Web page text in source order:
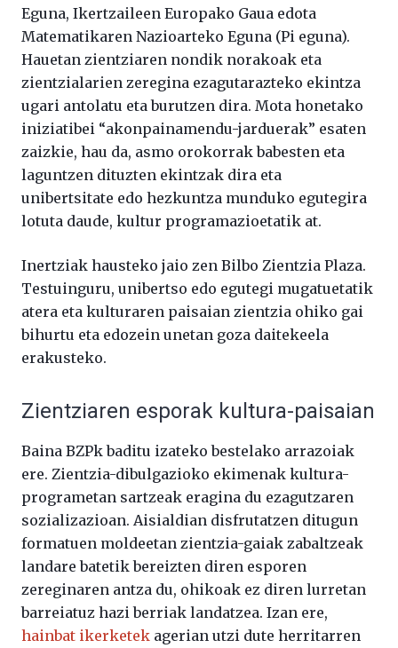
Eguna, Ikertzaileen Europako Gaua edota
Matematikaren Nazioarteko Eguna (Pi eguna).
Hauetan zientziaren nondik norakoak eta
zientzialarien zeregina ezagutarazteko ekintza
ugari antolatu eta burutzen dira. Mota honetako
iniziatibei “akonpainamendu-jarduerak” esaten
zaizkie, hau da, asmo orokorrak babesten eta
laguntzen dituzten ekintzak dira eta
unibertsitate edo hezkuntza munduko egutegira
lotuta daude, kultur programazioetatik at.
Inertziak hausteko jaio zen Bilbo Zientzia Plaza.
Testuinguru, unibertso edo egutegi mugatuetatik
atera eta kulturaren paisaian zientzia ohiko gai
bihurtu eta edozein unetan goza daitekeela
erakusteko.
Zientziaren esporak kultura-paisaian
Baina BZPk baditu izateko bestelako arrazoiak
ere. Zientzia-dibulgazioko ekimenak kultura-
programetan sartzeak eragina du ezagutzaren
sozializazioan. Aisialdian disfrutatzen ditugun
formatuen moldeetan zientzia-gaiak zabaltzeak
landare batetik bereizten diren esporen
zereginaren antza du, ohikoak ez diren lurretan
barreiatuz hazi berriak landatzea. Izan ere,
hainbat ikerketek agerian utzi dute herritarren